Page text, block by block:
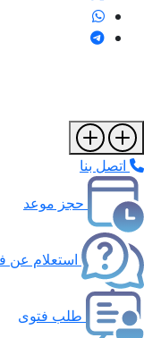
اتصل بنا
حجز موعد
استعلام عن
طلب فتوى